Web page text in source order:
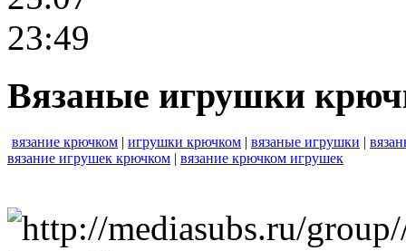
23:49
Вязаные игрушки
вязание крючком | игрушки крючком | вязаные игрушки |
вязание игрушек крючком | вязание крючком игрушек